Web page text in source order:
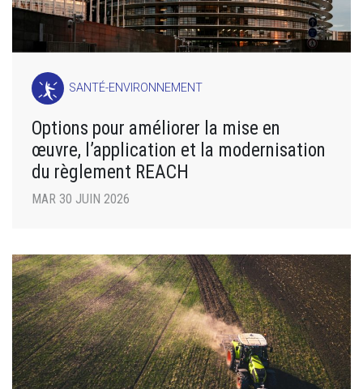
SANTÉ-ENVIRONNEMENT
Options pour améliorer la mise en
œuvre, l’application et la modernisation
du règlement REACH
MAR 30 JUIN 2026